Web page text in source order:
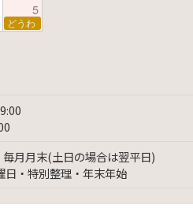
5
どうわ
月月末(土日の場合は翌平日)
・特別整理・年末年始